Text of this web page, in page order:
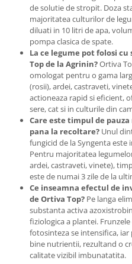
Colier / Faseta
Consumabile motofierastrau
drujba
Demarouri drujba
Discuri debitare
Discuri motocoasa
Diverse
Feronerie si accesorii
Fierastraie manuale
Fire motocoasa
Flexuri si Polizoare
Gresor / Decalimetru
Hranitoare/ Adapatoare
Lama motofierastrau / drujba
Lant motofierastrau / drujba
de solutie de stropit. Doza
majoritatea culturilor de
diluati in 10 litri de apa,
pompa clasica de spate.
La ce legume pot folosi
Top de la Agrinin?Ortiva
omologat pentru o gama
(rosii), ardei, castraveti,
actioneaza rapid si eficient,
sere, cat si in culturile din
Care este timpul de
pana la recoltare? Unul
fungicid de la Syngenta
Pentru majoritatea
ardei, castraveti, vinete),
este de numai 3 zile de la
Ce inseamna efectul de
de Ortiva Top? Pe langa
substanta activa
fiziologica a plantei.
fotosinteza se intensifica, iar
bine nutrientii, rezultand o
calitate vizibil imbunatatita.